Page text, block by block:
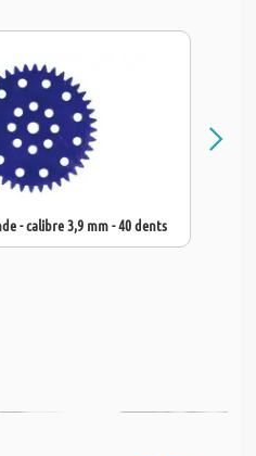
- calibre 3,9 mm - 40 dents